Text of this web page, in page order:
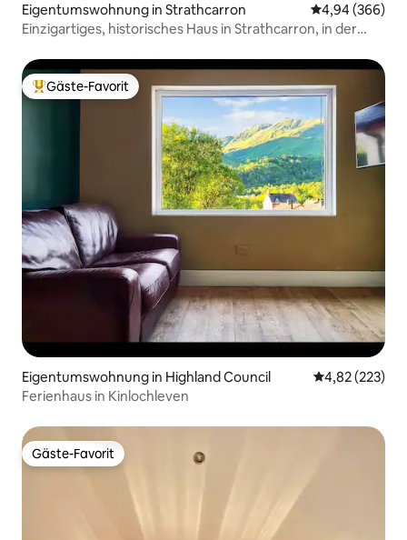
Eigentumswohnung in Strathcarron
4,94 (366)
Einzigartiges, historisches Haus in Strathcarron, in der
Beliebter Gäste-Favorit.
Gäste-Favorit
Eigentumswohnung in Highland Council
4,82 (223)
Ferienhaus in Kinlochleven
Gäste-Favorit
Gäste-Favorit